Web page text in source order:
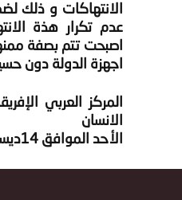
الانتهاكات و ذلك
عدم تكرار هذة
اصبحت تتم بصفة
اجهزة الدولة دون
المركز العربي
الانسان
الأحد الموافق 14ديسمبر2014